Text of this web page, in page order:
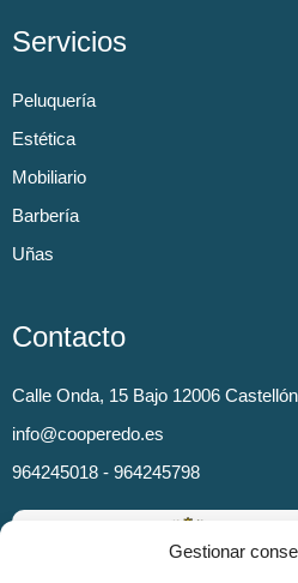
Gestionar
Servicios
Peluquería
Estética
Mobiliario
Barbería
Uñas
Contacto
Calle Onda, 15 Bajo 12006
info@cooperedo.es
964245018 - 964245798